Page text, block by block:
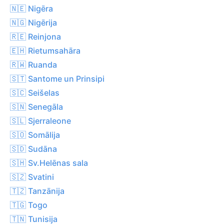
🇳🇪 Nigēra
🇳🇬 Nigērija
🇷🇪 Reinjona
🇪🇭 Rietumsahāra
🇷🇼 Ruanda
🇸🇹 Santome un Prinsipi
🇸🇨 Seišelas
🇸🇳 Senegāla
🇸🇱 Sjerraleone
🇸🇴 Somālija
🇸🇩 Sudāna
🇸🇭 Sv.Helēnas sala
🇸🇿 Svatini
🇹🇿 Tanzānija
🇹🇬 Togo
🇹🇳 Tunisija